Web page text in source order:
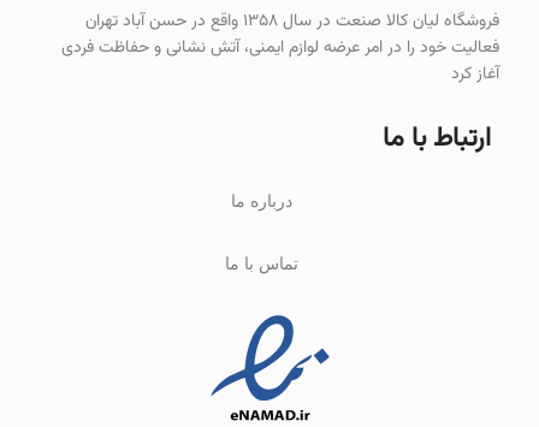
فروشگاه لیان کالا صنعت در سال ۱۳۵۸ واقع در حسن آباد تهران
فعالیت خود را در امر عرضه لوازم ایمنی، آتش نشانی و حفاظت فردی
آغاز کرد
ارتباط با ما
درباره ما
تماس با ما